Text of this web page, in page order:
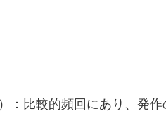
：比較的頻回にあり、発